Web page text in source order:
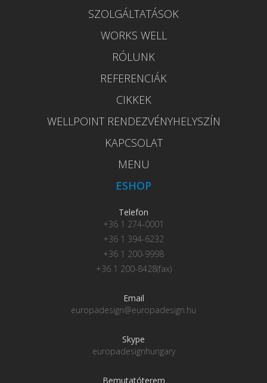
SZOLGÁLTATÁSOK
WORKS WELL
RÓLUNK
REFERENCIÁK
CIKKEK
WELLPOINT RENDEZVÉNYHELYSZÍN
KAPCSOLAT
MENU
ESHOP
Telefon
+36 1 274-0001
+36 1 394-6232
+36 1 200-9998
+36 1 200-8428(fax)
Email
europadesign@europadesign.hu
Skype
europadesignhungary
Bemutatóterem